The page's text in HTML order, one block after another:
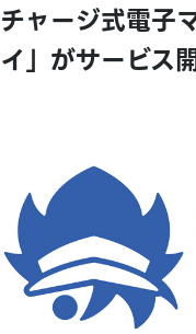
チャージ式電子
イ」がサービス